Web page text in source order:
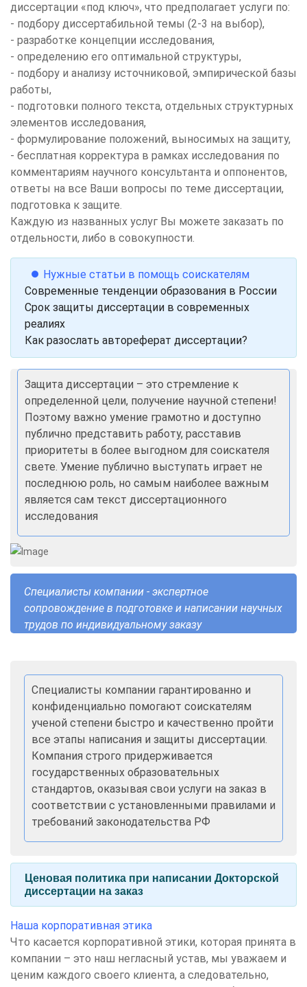
диссертации «под ключ», что предполагает услуги по:
- подбору диссертабильной темы (2-3 на выбор),
- разработке концепции исследования,
- определению его оптимальной структуры,
- подбору и анализу источниковой, эмпирической базы
работы,
- подготовки полного текста, отдельных структурных
элементов исследования,
- формулирование положений, выносимых на защиту,
- бесплатная корректура в рамках исследования по
комментариям научного консультанта и оппонентов,
ответы на все Ваши вопросы по теме диссертации,
подготовка к защите.
Каждую из названных услуг Вы можете заказать по
отдельности, либо в совокупности.
⏺ Нужные статьи в помощь соискателям
Современные тенденции образования в России
Срок защиты диссертации в современных
реалиях
Как разослать автореферат диссертации?
Защита диссертации – это стремление к
определенной цели, получение научной степени!
Поэтому важно умение грамотно и доступно
публично представить работу, расставив
приоритеты в более выгодном для соискателя
свете. Умение публично выступать играет не
последнюю роль, но самым наиболее важным
является сам текст диссертационного
исследования
Специалисты компании - экспертное
сопровождение в подготовке и написании научных
трудов по индивидуальному заказу
Специалисты компании гарантированно и
конфиденциально помогают соискателям
ученой степени быстро и качественно пройти
все этапы написания и защиты диссертации.
Компания строго придерживается
государственных образовательных
стандартов, оказывая свои услуги на заказ в
соответствии с установленными правилами и
требований законодательства РФ
Ценовая политика при написании Докторской
диссертации на заказ
Наша корпоративная этика
Что касается корпоративной этики, которая принята в
компании – это наш негласный устав, мы уважаем и
ценим каждого своего клиента, а следовательно,